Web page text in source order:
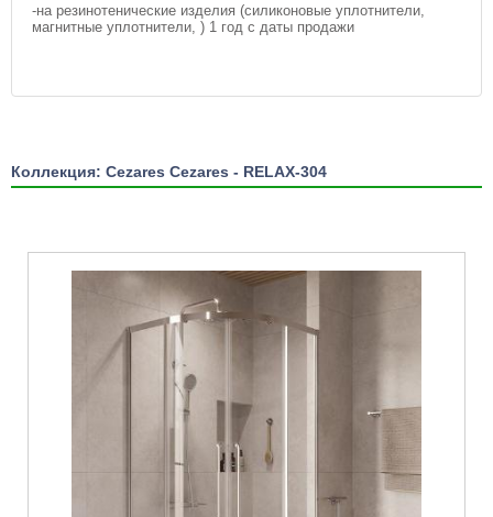
-на резинотенические изделия (силиконовые уплотнители,
магнитные уплотнители, ) 1 год с даты продажи
Коллекция: Cezares Cezares - RELAX-304